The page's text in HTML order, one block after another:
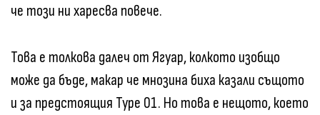
че този ни харесва повече.
Това е толкова далеч от Ягуар, колкото изобщо
може да бъде, макар че мнозина биха казали същото
и за предстоящия Type 01. Но това е нещото, което